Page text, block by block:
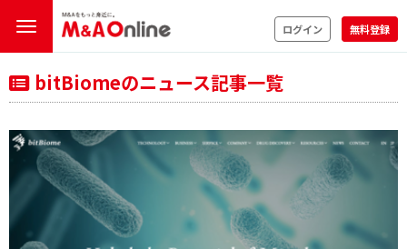
ログイン 無料登録
bitBiomeのニュース記事一覧